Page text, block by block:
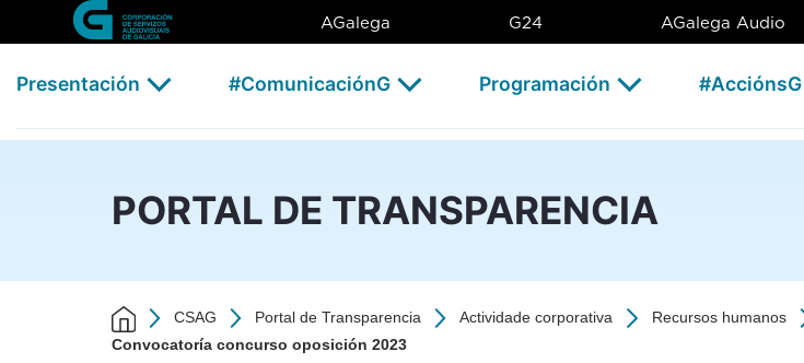
Skip to Main Content
Convocatoría concurso oposición 2023 - CSAG
AGalega G24 AGalega Audio
Presentación #ComunicaciónG Programación #AcciónsG
PORTAL DE TRANSPARENCIA
CSAG Portal de Transparencia Actividade corporativa Recursos humanos
Convocatoría concurso oposición 2023